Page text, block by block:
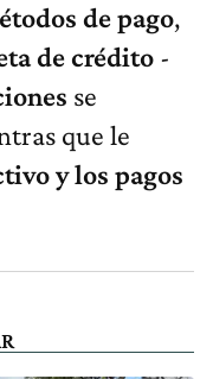
de pago,
de crédito -
se
que le
y los pagos